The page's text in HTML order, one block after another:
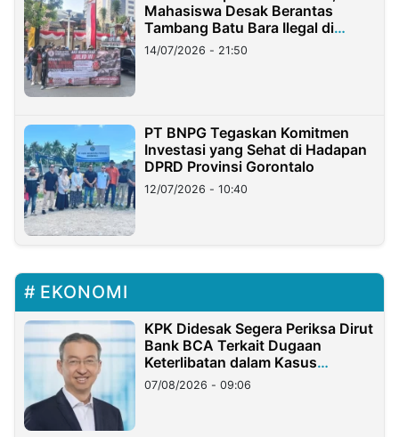
Mahasiswa Desak Berantas
Tambang Batu Bara Ilegal di
Lampung
14/07/2026 - 21:50
PT BNPG Tegaskan Komitmen
Investasi yang Sehat di Hadapan
DPRD Provinsi Gorontalo
12/07/2026 - 10:40
EKONOMI
KPK Didesak Segera Periksa Dirut
Bank BCA Terkait Dugaan
Keterlibatan dalam Kasus
Hilangnya Dana Nasabah Rp2,58
Miliar
07/08/2026 - 09:06